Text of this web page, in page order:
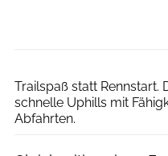
Trailspaß statt
schnelle Uphills mit
Abfahrten.